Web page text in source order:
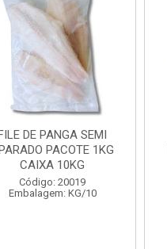
POLACA DESFIADA
PCT5KG
CX10KG
Código: 20161
Embalagem: KG/10